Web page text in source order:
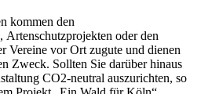
kommen den
oder den
Vereine vor Ort zugute und dienen
Zweck. Sollten Sie darüber hinaus
CO2-neutral auszurichten, so